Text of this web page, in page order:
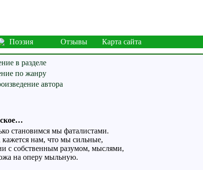
Поэзия Отзывы
Карта сайта
становимся мы фаталистами.
нам, что мы сильные,
с собственным разумом, мыслями,
на оперу мыльную.